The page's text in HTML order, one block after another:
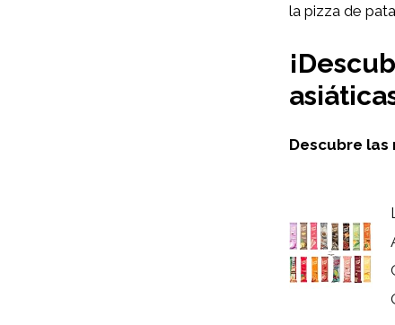
la pizza de
Descubre las